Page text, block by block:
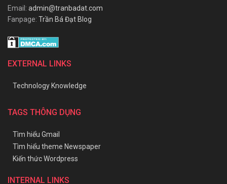
Email: admin@tranbadat.com
Fanpage: Trần Bá Đạt Blog
EXTERNAL LINKS
Technology Knowledge
TAGS THÔNG DỤNG
Tìm hiểu Gmail
Tìm hiểu theme Newspaper
Kiến thức Wordpress
INTERNAL LINKS